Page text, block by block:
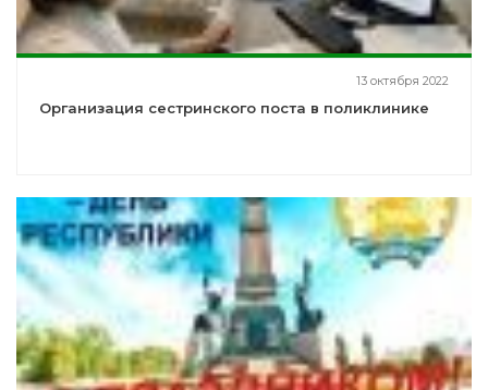
13 октября 2022
Организация сестринского поста в поликлинике